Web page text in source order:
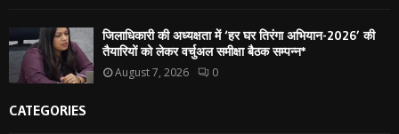
जिलाधिकारी की अध्यक्षता में ‘हर घर तिरंगा अभियान-2026’ की
तैयारियों को लेकर वर्चुअल समीक्षा बैठक सम्पन्न*
August 7, 2026 0
CATEGORIES